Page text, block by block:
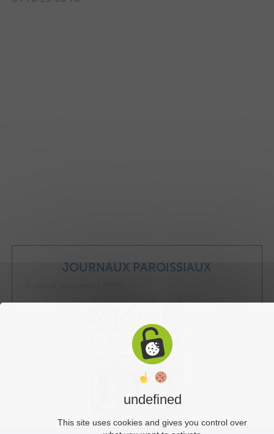
JOURNAUX PAROISSIAUX
undefined
This site uses cookies and gives you control over